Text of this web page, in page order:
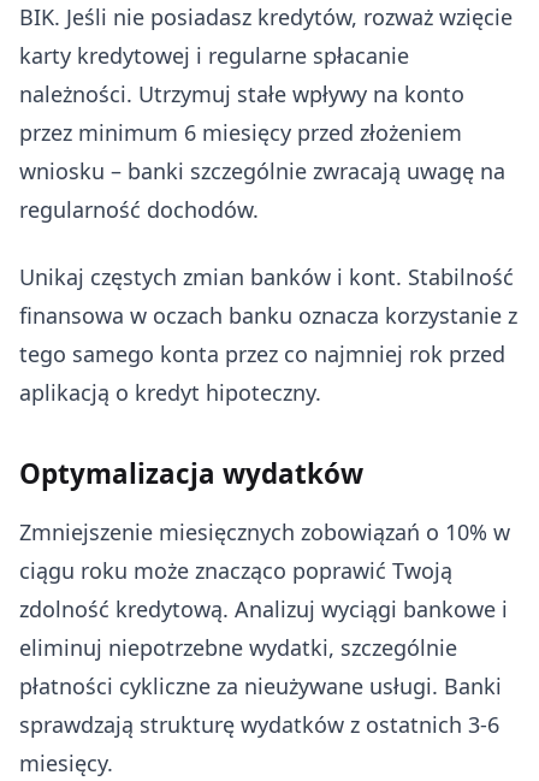
BIK. Jeśli nie posiadasz kredytów, rozważ wzięcie
karty kredytowej i regularne spłacanie
należności. Utrzymuj stałe wpływy na konto
przez minimum 6 miesięcy przed złożeniem
wniosku – banki szczególnie zwracają uwagę na
regularność dochodów.
Unikaj częstych zmian banków i kont. Stabilność
finansowa w oczach banku oznacza korzystanie z
tego samego konta przez co najmniej rok przed
aplikacją o kredyt hipoteczny.
Optymalizacja wydatków
Zmniejszenie miesięcznych zobowiązań o 10% w
ciągu roku może znacząco poprawić Twoją
zdolność kredytową. Analizuj wyciągi bankowe i
eliminuj niepotrzebne wydatki, szczególnie
płatności cykliczne za nieużywane usługi. Banki
sprawdzają strukturę wydatków z ostatnich 3-6
miesięcy.